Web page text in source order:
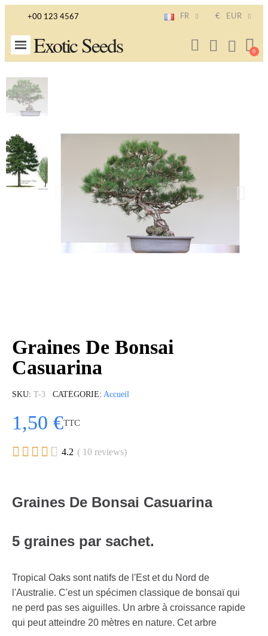
+00 123 4567 FR € EUR
Exotic Seeds
Graines De Bonsai
Casuarina
SKU T-3 CATÉGORIE Accueil
1,50 €TTC
     4.2 ( 10 reviews)
Graines De Bonsai Casuarina
5 graines par sachet.
Tropical Oaks sont natifs de l'Est et du Nord de
l'Australie. C'est un spécimen classique de bonsaï qui
ne perd pas ses aiguilles. Un arbre à croissance rapide
qui peut atteindre 20 mètres en nature. Cet arbre